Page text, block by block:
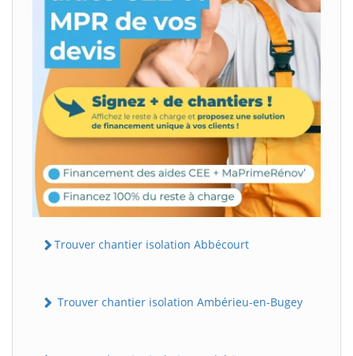
Trouver chantier isolation Abbécourt
Trouver chantier isolation Ambérieu-en-Bugey